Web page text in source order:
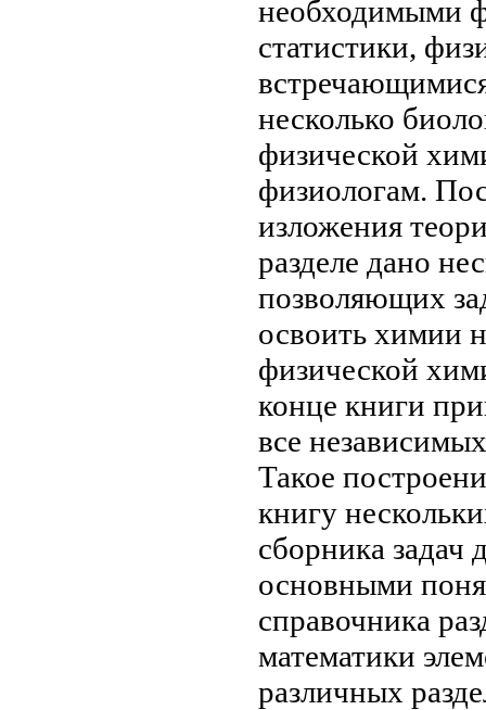
необходимыми
статистики,
несколько
физической
физиологам.
изложения
разделе дано
позволяющих
освоить химии
физической
конце книги
все
Такое
книгу
сборника задач
основными
справочника
математики
различных